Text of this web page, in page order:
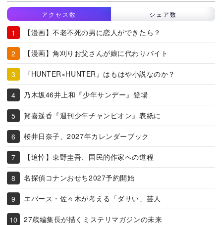
アクセス数 シェア数
【漫画】不老不死の男に恋人ができたら？
【漫画】角刈りお父さんが娘に代わりバイト
『HUNTER×HUNTER』はもはや小説なのか？
乃木坂46井上和『少年サンデー』登場
賀喜遥香『週刊少年チャンピオン』表紙に
桜井日奈子、2027年カレンダーブック
【追悼】東野圭吾、国民的作家への道程
名探偵コナンおせち2027予約開始
エバース・佐々木が考える「ダサい」芸人
27歳編集長が描くミステリマガジンの未来